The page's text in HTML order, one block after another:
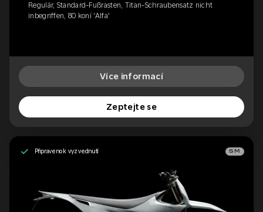
Regulär, Standard-Fußrasten, Titan-Schraubensatz nicht
inbegriffen, 80 koní 'Alfa'
Více informací
Zeptejte se
Připraveno k vyzvednutí SM